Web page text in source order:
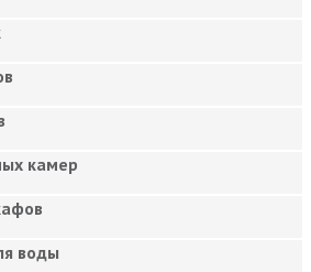
камер
воды